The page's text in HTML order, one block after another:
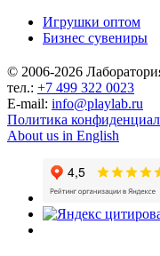
Игрушки оптом
Бизнес сувениры
© 2006-2026
тел.: +7 499 322 0023
E-mail: info@playlab.ru
Политика
About us in English